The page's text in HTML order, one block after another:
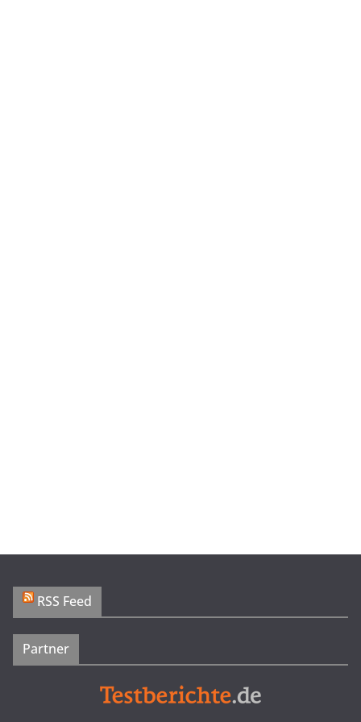
RSS Feed
Partner